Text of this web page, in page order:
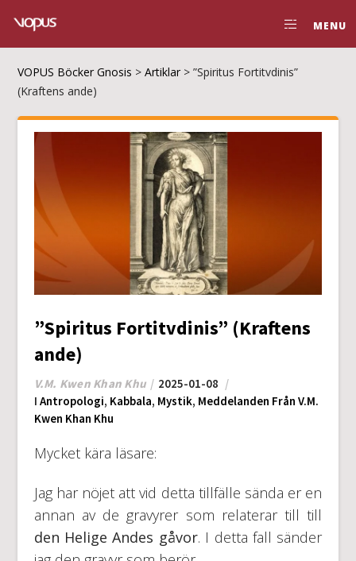
MENU
VOPUS Böcker Gnosis >Artiklar >”Spiritus Fortitvdinis”
(Kraftens ande)
”Spiritus Fortitvdinis” (Kraftens
ande)
V.M. Kwen Khan Khu
2025-01-08
I Antropologi, Kabbala, Mystik, Meddelanden Från V.M.
Kwen Khan Khu
Mycket kära läsare:
Jag har nöjet att vid detta tillfälle sända er en
annan av de gravyrer som relaterar till till
den Helige Andes gåvor. I detta fall sänder